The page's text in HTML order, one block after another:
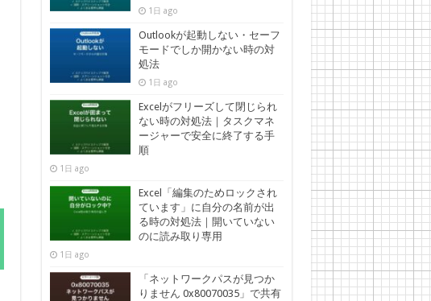
1日 ago
Outlookが起動しない・セーフ
モードでしか開かない時の対
処法
1日 ago
Excelがフリーズして閉じられ
ない時の対処法｜タスクマネ
ージャーで安全に終了する手
順
1日 ago
Excel「編集のためロックされ
ています」に自分の名前が出
る時の対処法｜開いていない
のに読み取り専用
1日 ago
「ネットワークパスが見つか
りません 0x80070035」で共有